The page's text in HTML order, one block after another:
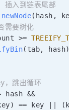
入到链表尾部
newNode( hash , key
需要树化
>=
( tab, hash)
跳出循环
hash &&
) == key (